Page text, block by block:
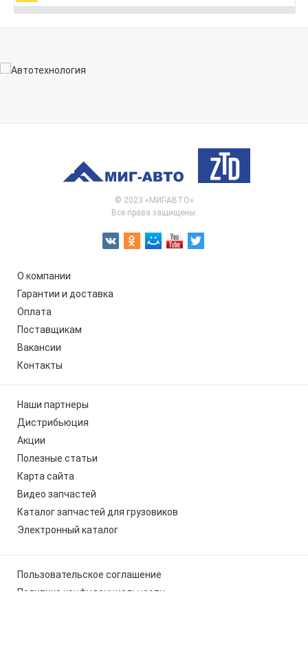
© 2023 «МИГ-АВТО»
Все права защищены.
О компании
Гарантии и доставка
Оплата
Поставщикам
Вакансии
Контакты
Наши партнеры
Дистрибьюция
Акции
Полезные статьи
Карта сайта
Видео запчастей
Каталог запчастей для грузовиков
Электронный каталог
Пользовательское соглашение
Политика конфиденциальности